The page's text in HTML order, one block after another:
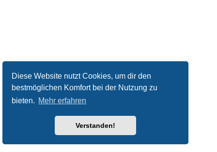
Diese Website nutzt Cookies, um dir den
bestmöglichen Komfort bei der Nutzung zu
bieten. Mehr erfahren
Verstanden!